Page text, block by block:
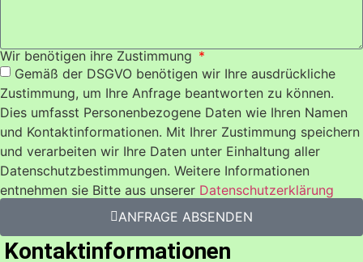
Wir benötigen ihre Zustimmung
Gemäß der DSGVO benötigen wir Ihre ausdrückliche
Zustimmung, um Ihre Anfrage beantworten zu können.
Dies umfasst Personenbezogene Daten wie Ihren Namen
und Kontaktinformationen. Mit Ihrer Zustimmung speichern
und verarbeiten wir Ihre Daten unter Einhaltung aller
Datenschutzbestimmungen. Weitere Informationen
entnehmen sie Bitte aus unserer Datenschutzerklärung
ANFRAGE ABSENDEN
Kontaktinformationen